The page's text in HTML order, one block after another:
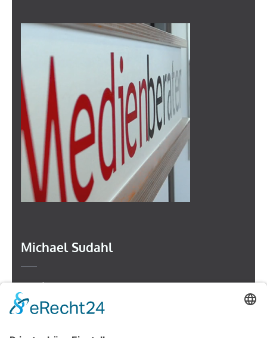
Michael Sudahl
Beethovenstr. 4
73614 Schorndorf
Telefon: 07181 477 9998